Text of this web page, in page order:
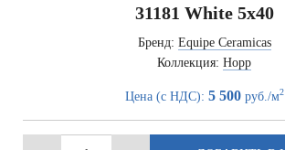
31181 White 5x40
Бренд: Equipe Ceramicas
Коллекция: Hopp
Цена (с НДС): 5 500руб./м2